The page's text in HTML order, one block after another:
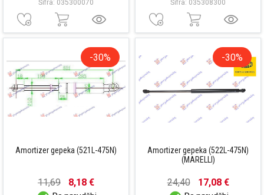
Šifra: 035300070 Šifra: 035308300
-30%
Amortizer gepeka (521L-475N)
11,69 8,18 €
-30%
Amortizer gepeka (522L-475N)
(MARELLI)
24,40 17,08 €